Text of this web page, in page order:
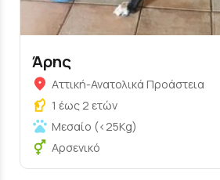
Άρης
Αττική-Ανατολικά Προάστεια
1 έως 2 ετών
Μεσαίο (<25Kg)
Αρσενικό